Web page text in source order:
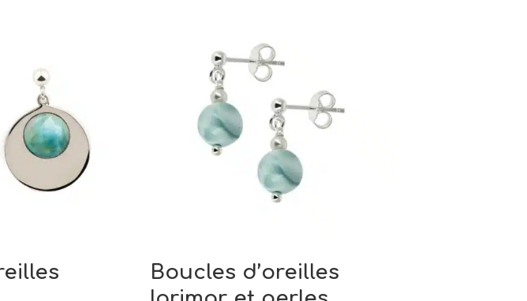
Boucles d’oreilles